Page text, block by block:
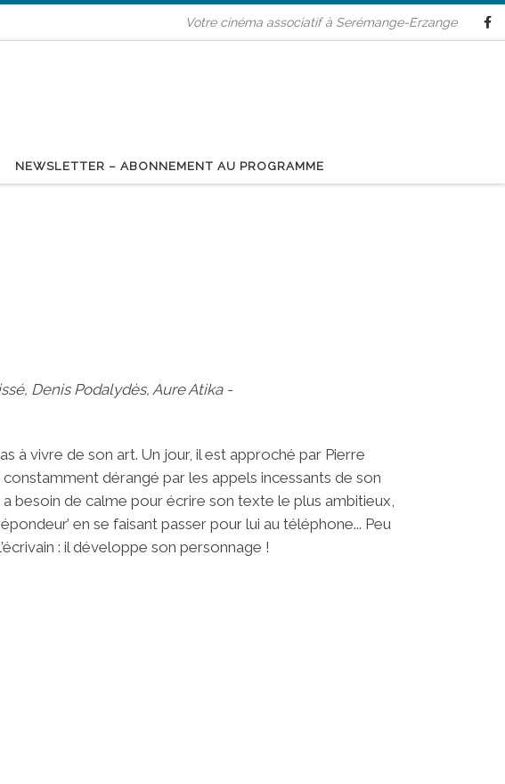
Votre cinéma associatif à Serémange-Erzange
NEWSLETTER – ABONNEMENT AU PROGRAMME
Denis Podalydès, Aure Atika -
à vivre de son art. Un jour, il est approché par Pierre
dérangé par les appels incessants de son
besoin de calme pour écrire son texte le plus ambitieux,
en se faisant passer pour lui au téléphone... Peu
: il développe son personnage !